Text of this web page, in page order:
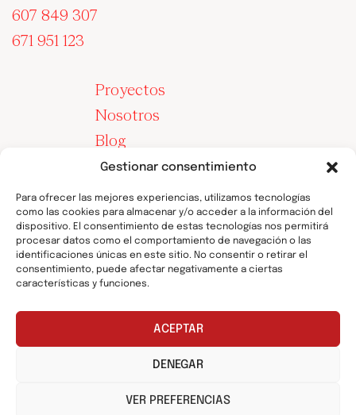
Gestionar consentimiento
Para ofrecer las mejores experiencias, utilizamos tecnologías
como las cookies para almacenar y/o acceder a la información del
dispositivo. El consentimiento de estas tecnologías nos permitirá
procesar datos como el comportamiento de navegación o las
identificaciones únicas en este sitio. No consentir o retirar el
consentimiento, puede afectar negativamente a ciertas
características y funciones.
ACEPTAR
DENEGAR
VER PREFERENCIAS
607 849 307
671 951 123
Proyectos
Nosotros
Blog
Contacto